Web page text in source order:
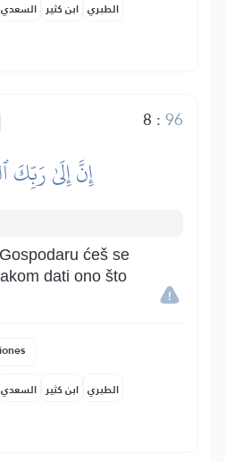
السعدي ابن كثير الطبري
8 :96
إِنَّ إِلَىٰ رَبِّكَ
ćeš se
dati ono što
السعدي ابن كثير الطبري